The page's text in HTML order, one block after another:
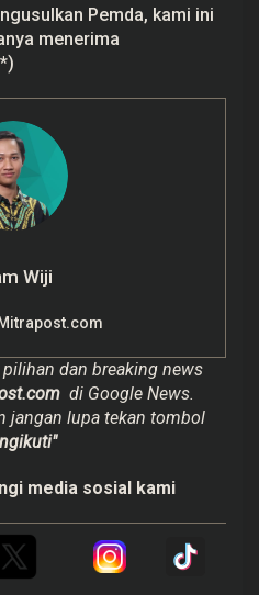
Pemda, kami ini
menerima
Wiji
dan breaking news
di Google News.
jangan lupa tekan tombol
media sosial kami